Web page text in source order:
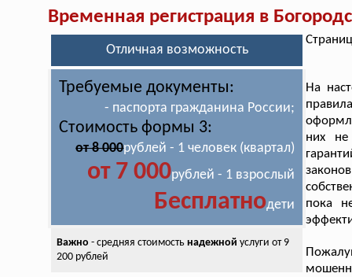
Временная регистрация в
Отличная возможность
Требуемые документы:
- паспорта гражданина России;
Стоимость формы 3:
от 8 000рублей - 1 человек (квартал)
от 7 000рублей - 1 взрослый
Бесплатнодети
Важно - средняя стоимость надежной услуги от 9
200 рублей
На
них не
пока